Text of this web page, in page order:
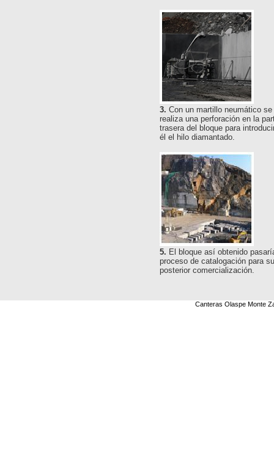
3. Con un martillo neumático se
realiza una perforación en la
trasera del bloque para
él el hilo diamantado.
5. El bloque así obtenido
proceso de catalogación para su
posterior comercialización.
Canteras Olaspe Monte